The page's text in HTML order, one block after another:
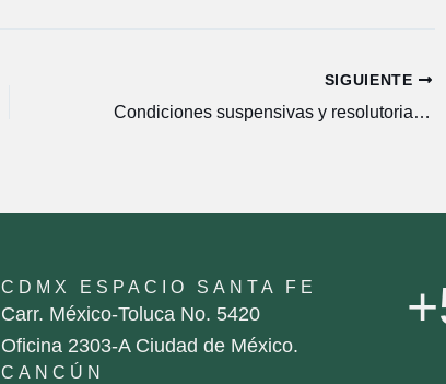
SIGUIENTE
Condiciones suspensivas y resolutorias: cláusulas que pueden definir el destino de una operación
CDMX ESPACIO SANTA FE
Carr. México-Toluca No. 5420
Oficina 2303-A Ciudad de México.
CANCÚN